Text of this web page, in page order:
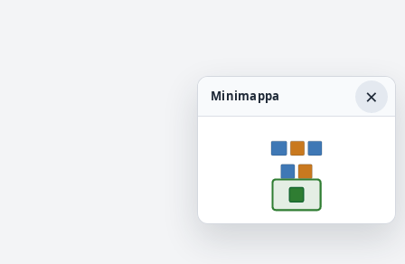
Minimappa ×